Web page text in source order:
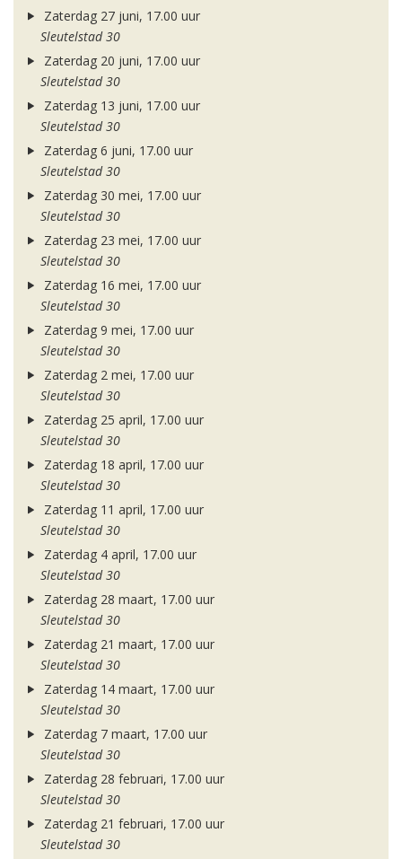
Zaterdag 27 juni, 17.00 uur
Sleutelstad 30
Zaterdag 20 juni, 17.00 uur
Sleutelstad 30
Zaterdag 13 juni, 17.00 uur
Sleutelstad 30
Zaterdag 6 juni, 17.00 uur
Sleutelstad 30
Zaterdag 30 mei, 17.00 uur
Sleutelstad 30
Zaterdag 23 mei, 17.00 uur
Sleutelstad 30
Zaterdag 16 mei, 17.00 uur
Sleutelstad 30
Zaterdag 9 mei, 17.00 uur
Sleutelstad 30
Zaterdag 2 mei, 17.00 uur
Sleutelstad 30
Zaterdag 25 april, 17.00 uur
Sleutelstad 30
Zaterdag 18 april, 17.00 uur
Sleutelstad 30
Zaterdag 11 april, 17.00 uur
Sleutelstad 30
Zaterdag 4 april, 17.00 uur
Sleutelstad 30
Zaterdag 28 maart, 17.00 uur
Sleutelstad 30
Zaterdag 21 maart, 17.00 uur
Sleutelstad 30
Zaterdag 14 maart, 17.00 uur
Sleutelstad 30
Zaterdag 7 maart, 17.00 uur
Sleutelstad 30
Zaterdag 28 februari, 17.00 uur
Sleutelstad 30
Zaterdag 21 februari, 17.00 uur
Sleutelstad 30